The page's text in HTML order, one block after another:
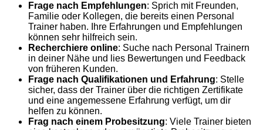
Frage nach Empfehlungen: Sprich mit Freunden,
Familie oder Kollegen, die bereits einen Personal
Trainer haben. Ihre Erfahrungen und Empfehlungen
können sehr hilfreich sein.
Recherchiere online: Suche nach Personal Trainern
in deiner Nähe und lies Bewertungen und Feedback
von früheren Kunden.
Frage nach Qualifikationen und Erfahrung: Stelle
sicher, dass der Trainer über die richtigen Zertifikate
und eine angemessene Erfahrung verfügt, um dir
helfen zu können.
Frag nach einem Probesitzung: Viele Trainer bieten